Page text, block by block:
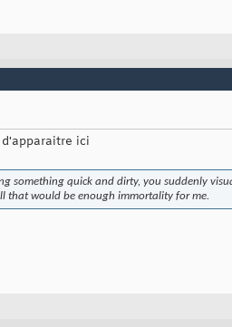
ici
something quick and dirty, you suddenly
that would be enough immortality for me.